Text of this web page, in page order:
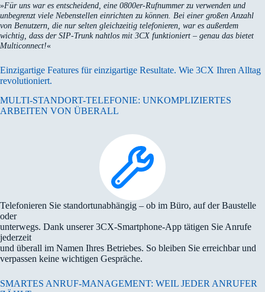
»Für uns war es entscheidend, eine 0800er-Rufnummer zu verwenden und
unbegrenzt viele Nebenstellen einrichten zu können. Bei einer großen Anzahl
von Benutzern, die nur selten gleichzeitig telefonieren, war es außerdem
wichtig, dass der SIP-Trunk nahtlos mit 3CX funktioniert – genau das bietet
Multiconnect!«
Einzigartige Features für einzigartige Resultate. Wie 3CX Ihren Alltag
revolutioniert.
MULTI-STANDORT-TELEFONIE: UNKOMPLIZIERTES
ARBEITEN VON ÜBERALL
Telefonieren Sie standortunabhängig – ob im Büro, auf der Baustelle
oder
unterwegs. Dank unserer 3CX-Smartphone-App tätigen Sie Anrufe
jederzeit
und überall im Namen Ihres Betriebes. So bleiben Sie erreichbar und
verpassen keine wichtigen Gespräche.
SMARTES ANRUF-MANAGEMENT: WEIL JEDER ANRUFER